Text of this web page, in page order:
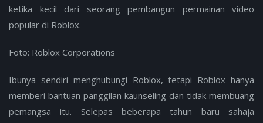
ketika kecil dari seorang pembangun permainan video
popular di Roblox.
Foto: Roblox Corporations
Ibunya sendiri menghubungi Roblox, tetapi Roblox hanya
memberi bantuan panggilan kaunseling dan tidak membuang
pemangsa itu. Selepas beberapa tahun baru sahaja